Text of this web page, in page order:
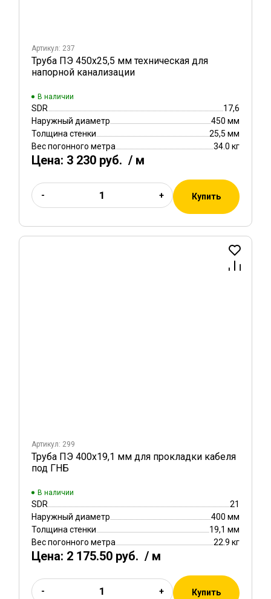
Артикул: 237
Труба ПЭ 450х25,5 мм техническая для
напорной канализации
В наличии
SDR
17,6
Наружный диаметр
450 мм
Толщина стенки
25,5 мм
Вес погонного метра
34.0 кг
Цена: 3 230 руб. / м
- + Купить
Артикул: 299
Труба ПЭ 400x19,1 мм для прокладки кабеля
под ГНБ
В наличии
SDR
21
Наружный диаметр
400 мм
Толщина стенки
19,1 мм
Вес погонного метра
22.9 кг
Цена: 2 175.50 руб. / м
- + Купить